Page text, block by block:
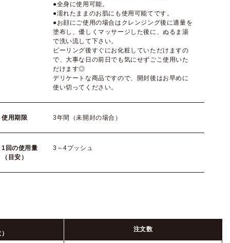
●全身に使用可能。
●濡れたままのお肌にも使用可能てです。
●お顔にご使用の場合はクレンジング後に適量を
塗布し、優しくマッサージした後に、ぬるま湯
で洗い流して下さい。
ピーリング後すぐにお化粧していただけますの
で、大事な日の前日でも気にせずごこ使用いた
だけます◎
デリケートな商品ですので、開封後はお早めに
使い切ってください。
使用期限 3年間（未開封の場合）
1回の使用量
（目安）
3～4プッシュ
注文数